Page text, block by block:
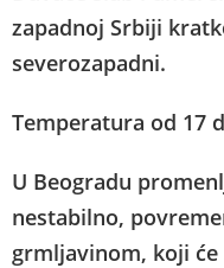
zapadnoj Srbiji
severozapadni.
Temperatura od 17
U Beogradu
nestabilno,
grmljavinom, koji